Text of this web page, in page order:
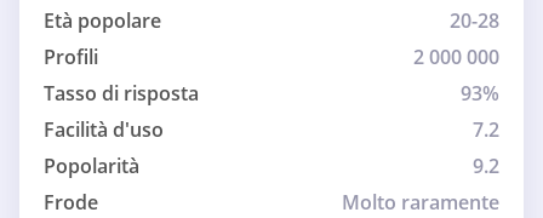
Età popolare
20-28
Profili
2 000 000
Tasso di risposta
93%
Facilità d'uso
7.2
Popolarità
9.2
Frode
Molto raramente